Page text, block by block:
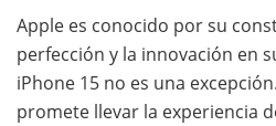
Apple es conocido por su
perfección y la innovación en
iPhone 15 no es una
promete llevar la experiencia